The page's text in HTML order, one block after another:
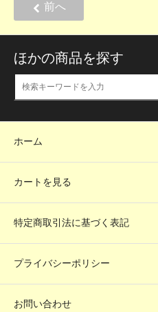
前へ
ほかの商品を探す
ホーム
カートを見る
特定商取引法に基づく表記
プライバシーポリシー
お問い合わせ